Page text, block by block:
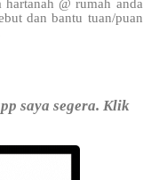
@ rumah anda
dan bantu tuan/puan
saya segera. Klik